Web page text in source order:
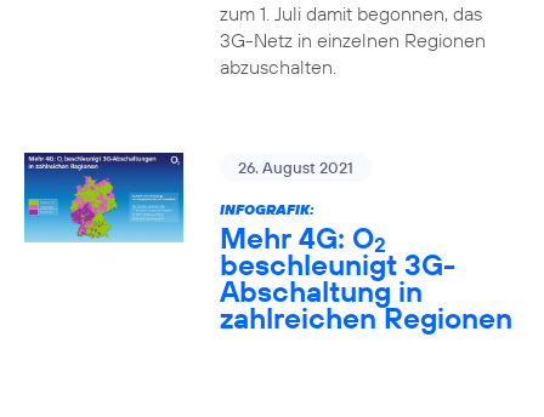
zum 1. Juli damit begonnen, das
3G-Netz in einzelnen Regionen
abzuschalten.
26. August 2021
INFOGRAFIK:
Mehr 4G: O2
beschleunigt 3G-
Abschaltung in
zahlreichen Regionen